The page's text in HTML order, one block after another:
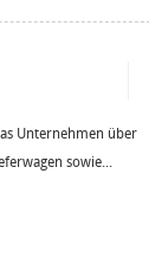
Unternehmen über
sowie...